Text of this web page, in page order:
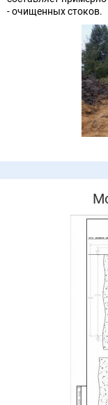
- очищенных стоков.